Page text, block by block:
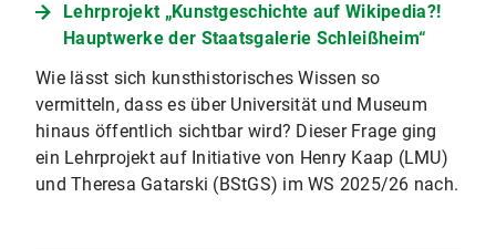
Lehrprojekt „Kunstgeschichte auf Wikipedia?!
Hauptwerke der Staatsgalerie Schleißheim“
Wie lässt sich kunsthistorisches Wissen so
vermitteln, dass es über Universität und Museum
hinaus öffentlich sichtbar wird? Dieser Frage ging
ein Lehrprojekt auf Initiative von Henry Kaap (LMU)
und Theresa Gatarski (BStGS) im WS 2025/26 nach.